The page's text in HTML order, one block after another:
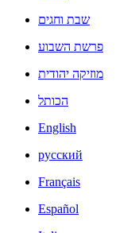
שבת וחגים
פרשת השבוע
מוזיקה יהודית
הכותל
English
русский
Français
Español